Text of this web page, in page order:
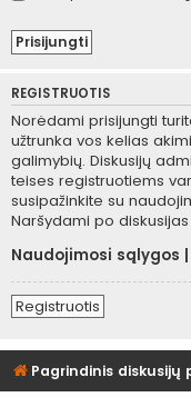
REGISTRUOTIS
Norėdami prisijungti
užtrunka vos kelias
galimybių. Diskusijų
teises registruotiems
susipažinkite su
Naršydami po
Naudojimosi sąlygos
Registruotis
Pagrindinis diskusijų